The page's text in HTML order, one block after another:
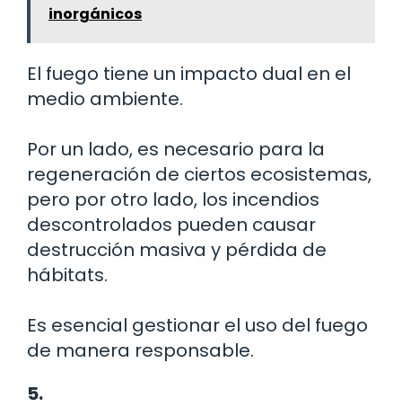
inorgánicos
El fuego tiene un impacto dual en el
medio ambiente.
Por un lado, es necesario para la
regeneración de ciertos ecosistemas,
pero por otro lado, los incendios
descontrolados pueden causar
destrucción masiva y pérdida de
hábitats.
Es esencial gestionar el uso del fuego
de manera responsable.
5.